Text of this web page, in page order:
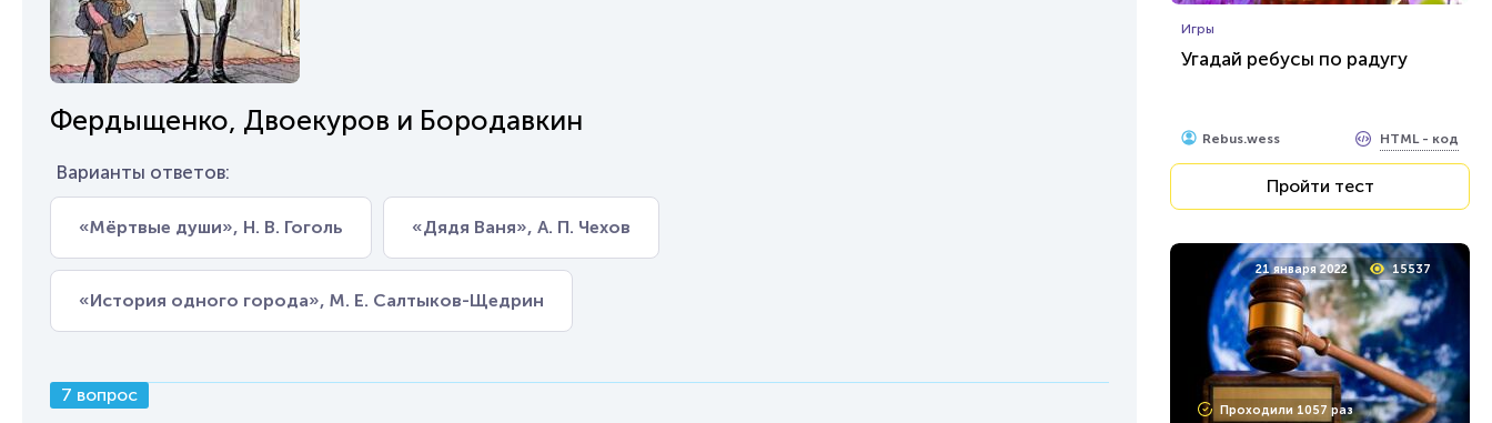
Фердыщенко, Двоекуров и Бородавкин
Варианты ответов:
«Мёртвые души», Н. В. Гоголь «Дядя Ваня», А. П. Чехов
«История одного города», М. Е. Салтыков-Щедрин
7 вопрос
Игры
Угадай ребусы по радугу
Rebus.wess HTML - код
Пройти тест
21 января 2022 15537
Проходили 1057 раз